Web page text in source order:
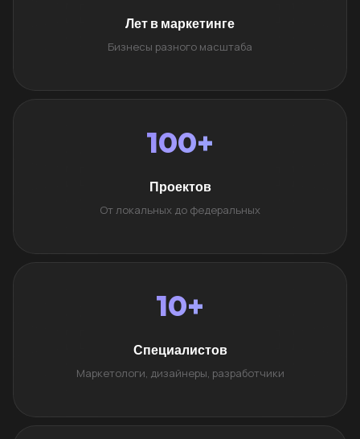
Лет в маркетинге
Бизнесы разного масштаба
100+
Проектов
От локальных до федеральных
10+
Специалистов
Маркетологи, дизайнеры, разработчики